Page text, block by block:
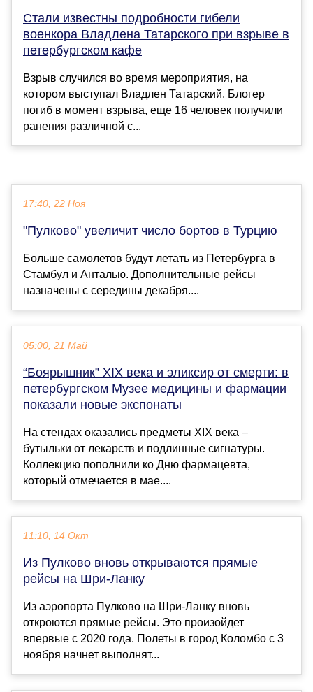
Стали известны подробности гибели
военкора Владлена Татарского при взрыве в
петербургском кафе
Взрыв случился во время мероприятия, на
котором выступал Владлен Татарский. Блогер
погиб в момент взрыва, еще 16 человек получили
ранения различной с...
17:40, 22 Ноя
"Пулково" увеличит число бортов в Турцию
Больше самолетов будут летать из Петербурга в
Стамбул и Анталью. Дополнительные рейсы
назначены с середины декабря....
05:00, 21 Май
“Боярышник” XIX века и эликсир от смерти: в
петербургском Музее медицины и фармации
показали новые экспонаты
На стендах оказались предметы XIX века –
бутыльки от лекарств и подлинные сигнатуры.
Коллекцию пополнили ко Дню фармацевта,
который отмечается в мае....
11:10, 14 Окт
Из Пулково вновь открываются прямые
рейсы на Шри-Ланку
Из аэропорта Пулково на Шри-Ланку вновь
откроются прямые рейсы. Это произойдет
впервые с 2020 года. Полеты в город Коломбо с 3
ноября начнет выполнят...